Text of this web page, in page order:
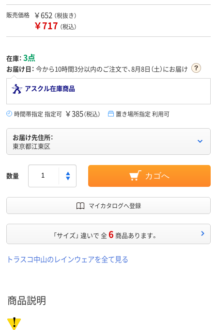
販売価格 ￥652 （税抜き）
￥717 （税込）
在庫： 3点
お届け日： 今から10時間3分以内のご注文で、8月8日（土）にお届け
アスクル在庫商品
時間帯指定 指定可 ￥385（税込） 置き場所指定 利用可
お届け先住所：
東京都江東区
数量 カゴへ
マイカタログへ登録
「サイズ」 違いで 全6 商品あります。
トラスコ中山のレインウェアを全て見る
商品説明